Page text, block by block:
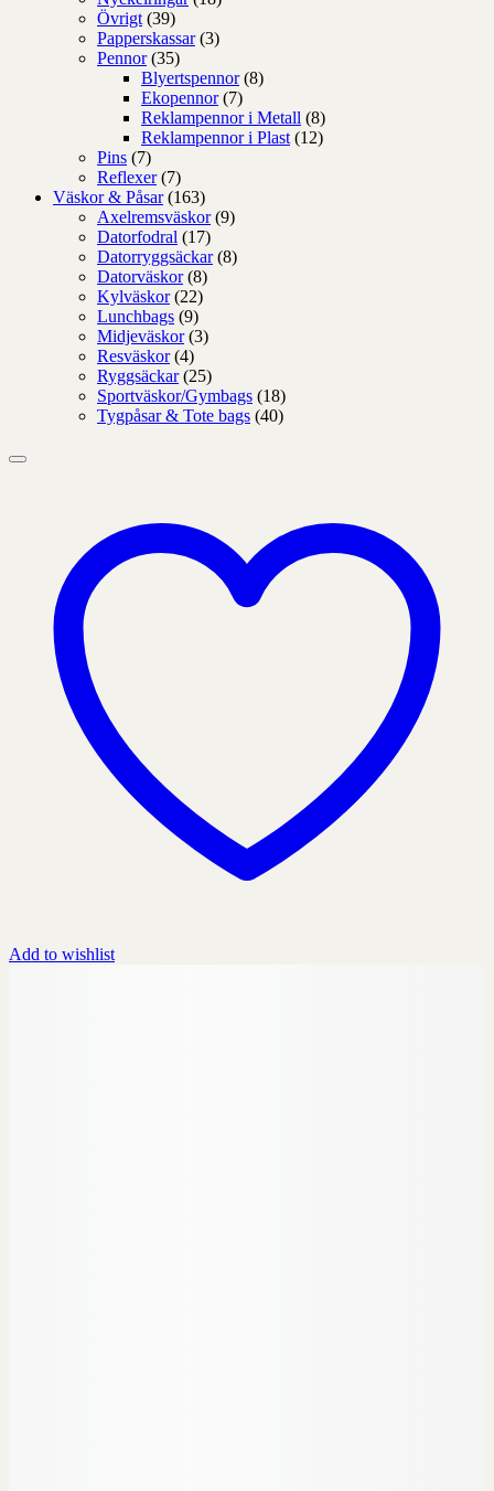
Övrigt (39)
Papperskassar (3)
Pennor (35)
Blyertspennor (8)
Ekopennor (7)
Reklampennor i Metall (8)
Reklampennor i Plast (12)
Pins (7)
Reflexer (7)
Väskor & Påsar (163)
Axelremsväskor (9)
Datorfodral (17)
Datorryggsäckar (8)
Datorväskor (8)
Kylväskor (22)
Lunchbags (9)
Midjeväskor (3)
Resväskor (4)
Ryggsäckar (25)
Sportväskor/Gymbags (18)
Tygpåsar & Tote bags (40)
Add to wishlist